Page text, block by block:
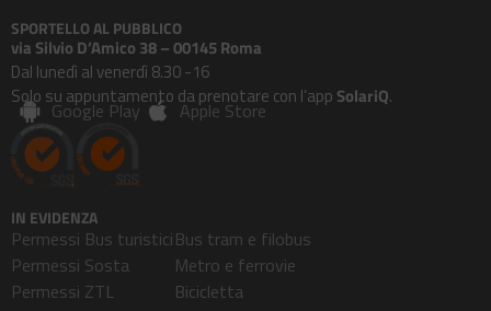
SPORTELLO AL PUBBLICO
via Silvio D’Amico 38 – 00145 Roma
Dal lunedì al venerdì 8.30 -16
Solo su appuntamento da prenotare con l’app SolariQ.
Google Play Apple Store
IN EVIDENZA
Permessi Bus turistici
Permessi Sosta
Permessi ZTL
Bus tram e filobus
Metro e ferrovie
Bicicletta